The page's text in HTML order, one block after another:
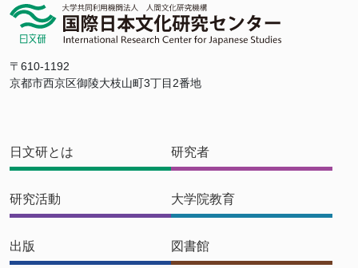
〒610-1192
京都市西京区御陵大枝山町3丁目2番地
日文研とは 研究者
研究活動 大学院教育
出版 図書館